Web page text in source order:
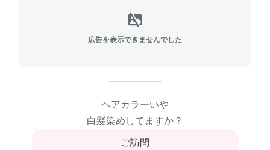
広告を表示できませんでした
ヘアカラーいや
白髪染めしてますか？
ご訪問